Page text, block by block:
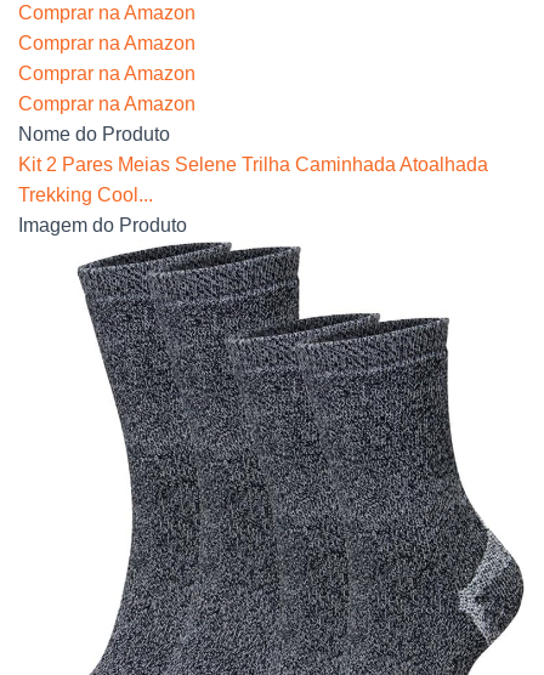
Comprar na Amazon
Comprar na Amazon
Comprar na Amazon
Comprar na Amazon
Nome do Produto
Kit 2 Pares Meias Selene Trilha Caminhada Atoalhada
Trekking Cool...
Imagem do Produto